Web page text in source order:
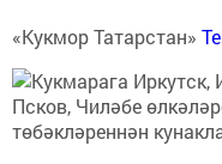
«Кукмор Татарстан»